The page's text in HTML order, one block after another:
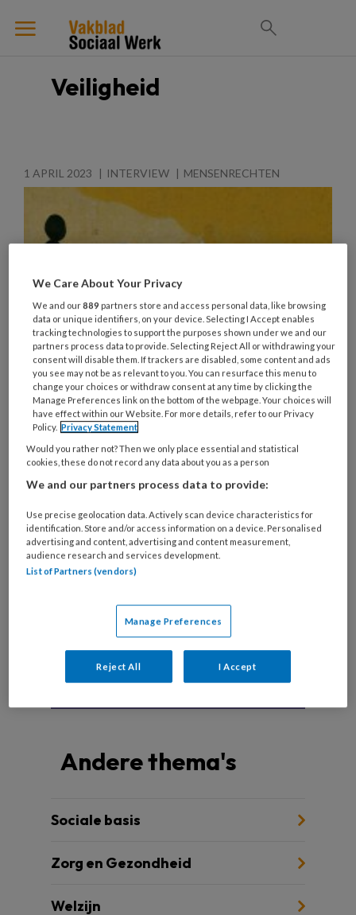
Veiligheid
1 APRIL 2023 INTERVIEW MENSENRECHTEN
Portret: Romeo ‘Ik voel me thuis in
Nederland’
'Ik ben een jonge man van eind twintig. In 2017
ben ik vanuit een Afrikaans land naar Nederland
gevlucht. Ik wil mijn echte naam en de naam van
mijn moederland liever niet noemen. Ik noem
mezelf hier Romeo. Ik heb in verschillende AZC's
gezeten; van Ter Apel verhuisde ik naar het AZC
in Budel en vandaar naar een van de twee AZC's in
Andere thema's
Sociale basis
Zorg en Gezondheid
Welzijn
We Care About Your Privacy
We and our889 partners store and access personal data, like browsing
data or unique identifiers, on your device. Selecting I Accept enables
tracking technologies to support the purposes shown under we and our
partners process data to provide. Selecting Reject All or withdrawing your
consent will disable them. If trackers are disabled, some content and ads
you see may not be as relevant to you. You can resurface this menu to
change your choices or withdraw consent at any time by clicking the
Manage Preferences link on the bottom of the webpage. Your choices will
have effect within our Website. For more details, refer to our Privacy
Policy. Privacy Statement
Would you rather not? Then we only place essential and statistical
cookies, these do not record any data about you as a person
We and our partners process data to provide:
Use precise geolocation data. Actively scan device characteristics for
identification. Store and/or access information on a device. Personalised
advertising and content, advertising and content measurement,
audience research and services development.
List of Partners (vendors)
Manage Preferences
Reject All I Accept